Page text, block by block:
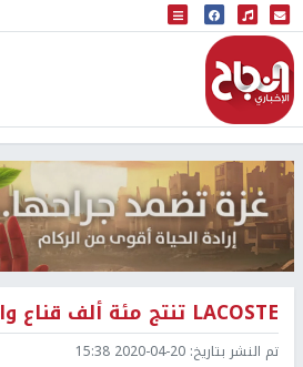
البث المباشر
إذاعة النجاح
LACOSTE تنتج مئة ألف قناع واق من الكورونا
تم النشر بتاريخ: 2020-04-20 15:38